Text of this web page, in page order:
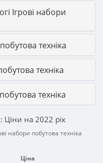
Ігрові набори
техніка
техніка
техніка
Ціни на 2022 рік
набори побутова техніка
Ціна